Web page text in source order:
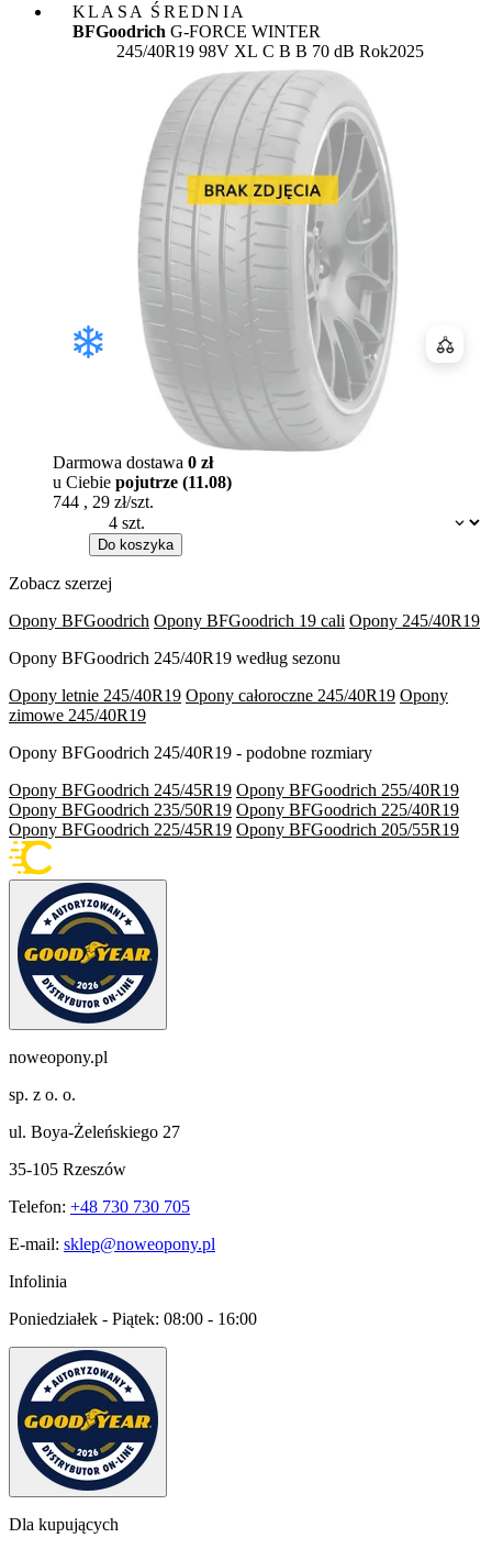
KLASA ŚREDNIA
BFGoodrich G-FORCE WINTER
245/40R19 98V XL Etykieta:
C B B 70 dB Rok2025
Dostępność:
Darmowa dostawa 0 zł
u Ciebie pojutrze (11.08)
744 , 29 zł/szt.
Do koszyka
Zobacz szerzej
Opony BFGoodrich Opony BFGoodrich 19 cali Opony 245/40R19
Opony BFGoodrich 245/40R19 według sezonu
Opony letnie 245/40R19 Opony całoroczne 245/40R19 Opony
zimowe 245/40R19
Opony BFGoodrich 245/40R19 - podobne rozmiary
Opony BFGoodrich 245/45R19 Opony BFGoodrich 255/40R19
Opony BFGoodrich 235/50R19 Opony BFGoodrich 225/40R19
Opony BFGoodrich 225/45R19 Opony BFGoodrich 205/55R19
noweopony.pl
sp. z o. o.
ul. Boya-Żeleńskiego 27
35-105 Rzeszów
Telefon: +48 730 730 705
E-mail: sklep@noweopony.pl
Infolinia
Poniedziałek - Piątek: 08:00 - 16:00
Dla kupujących